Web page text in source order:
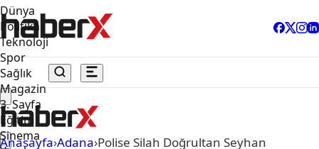
Dünya
Politika
Teknoloji
Spor
Sağlık
Magazin
3. Sayfa
Eğitim
Sinema
Anasayfa›Adana›Polise Silah Doğrultan Seyhan